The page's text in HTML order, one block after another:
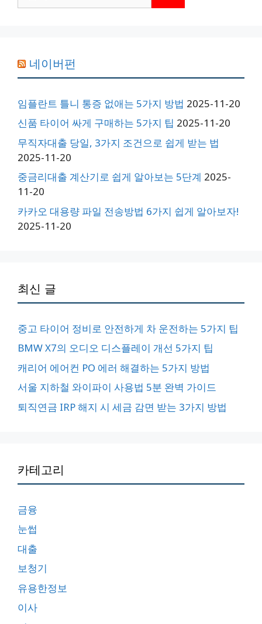
네이버펀
임플란트 틀니 통증 없애는 5가지 방법 2025-11-20
신품 타이어 싸게 구매하는 5가지 팁 2025-11-20
무직자대출 당일, 3가지 조건으로 쉽게 받는 법
2025-11-20
중금리대출 계산기로 쉽게 알아보는 5단계 2025-
11-20
카카오 대용량 파일 전송방법 6가지 쉽게 알아보자!
2025-11-20
최신 글
중고 타이어 정비로 안전하게 차 운전하는 5가지 팁
BMW X7의 오디오 디스플레이 개선 5가지 팁
캐리어 에어컨 PO 에러 해결하는 5가지 방법
서울 지하철 와이파이 사용법 5분 완벽 가이드
퇴직연금 IRP 해지 시 세금 감면 받는 3가지 방법
카테고리
금융
눈썹
대출
보청기
유용한정보
이사